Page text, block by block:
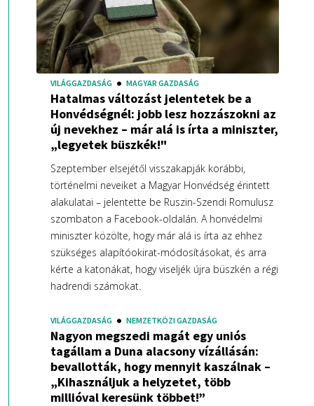
VILÁGGAZDASÁG MAGYAR GAZDASÁG
Hatalmas változást jelentetek be a
Honvédségnél: jobb lesz hozzászokni az
új nevekhez – már alá is írta a miniszter,
„legyetek büszkék!"
Szeptember elsejétől visszakapják korábbi,
történelmi neveiket a Magyar Honvédség érintett
alakulatai – jelentette be Ruszin-Szendi Romulusz
szombaton a Facebook-oldalán. A honvédelmi
miniszter közölte, hogy már alá is írta az ehhez
szükséges alapítóokirat-módosításokat, és arra
kérte a katonákat, hogy viseljék újra büszkén a régi
hadrendi számokat.
VILÁGGAZDASÁG NEMZETKÖZI GAZDASÁG
Nagyon megszedi magát egy uniós
tagállam a Duna alacsony vízállásán:
bevallották, hogy mennyit kaszálnak –
„Kihasználjuk a helyzetet, több
millióval keresünk többet!”